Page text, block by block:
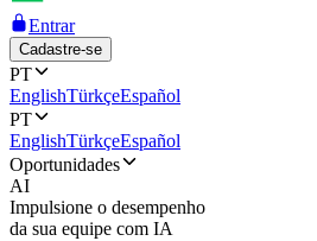
Entrar
Cadastre-se
PT
EnglishTürkçeEspañol
PT
EnglishTürkçeEspañol
Oportunidades
AI
Impulsione o desempenho
da sua equipe com IA